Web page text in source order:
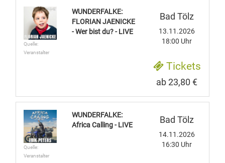
Quelle:
Veranstalter
WUNDERFALKE:
FLORIAN JAENICKE
- Wer bist du? - LIVE
Bad Tölz
13.11.2026
18:00 Uhr
Tickets
ab 23,80 €
Quelle:
Veranstalter
WUNDERFALKE:
Africa Calling - LIVE
Bad Tölz
14.11.2026
16:30 Uhr